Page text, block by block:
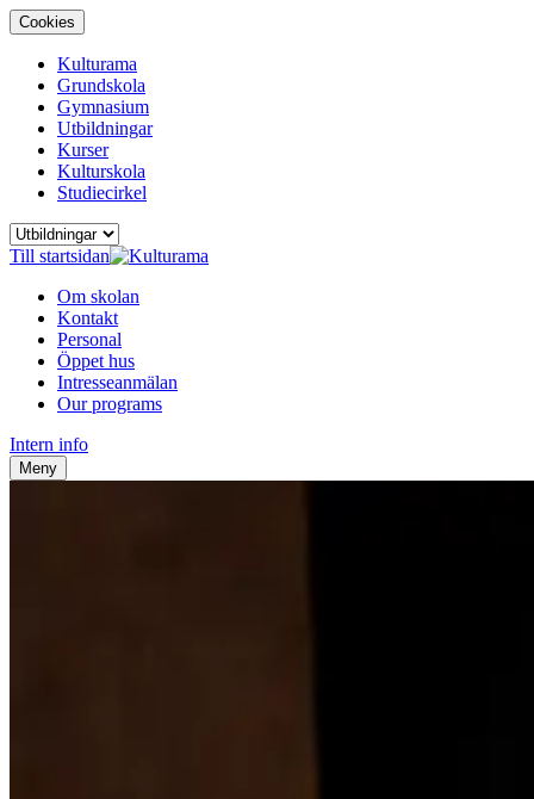
Cookies
Kulturama
Grundskola
Gymnasium
Utbildningar
Kurser
Kulturskola
Studiecirkel
Till startsidan
Om skolan
Kontakt
Personal
Öppet hus
Intresseanmälan
Our programs
Intern info
Meny